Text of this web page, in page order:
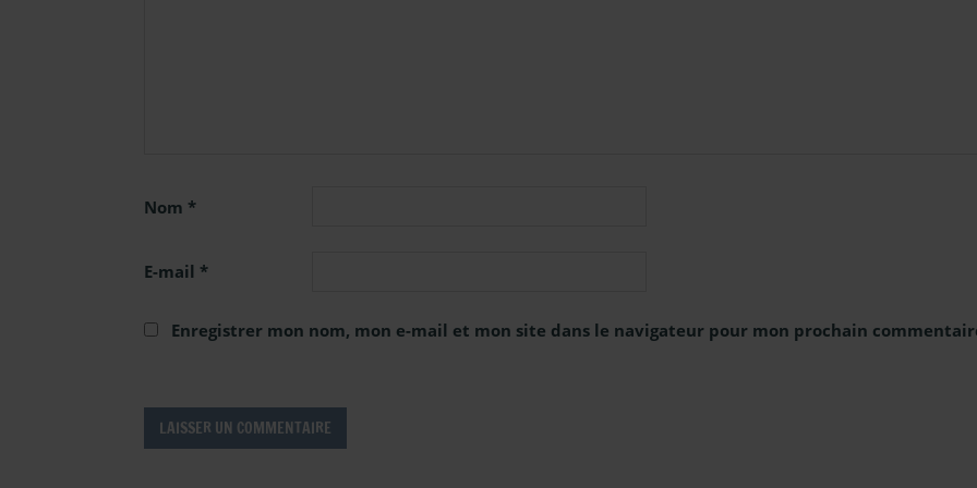
Nom *
E-mail *
Enregistrer mon nom, mon e-mail et mon site dans le navigateur pour mon prochain